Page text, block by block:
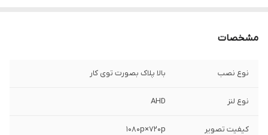
مشخصات
نوع نصب بالا پلاک بصورت توی کار
نوع لنز AHD
کیفیت تصویر 1080p×720p